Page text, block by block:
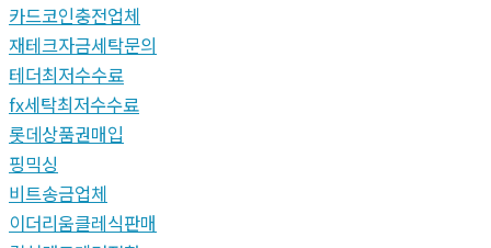
카드코인충전업체
재테크자금세탁문의
테더최저수수료
fx세탁최저수수료
롯데상품권매입
핑믹싱
비트송금업체
이더리움클레식판매